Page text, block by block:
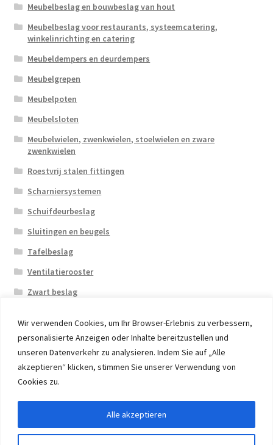
Wir verwenden Cookies, um Ihr Browser-Erlebnis zu verbessern,
personalisierte Anzeigen oder Inhalte bereitzustellen und
unseren Datenverkehr zu analysieren. Indem Sie auf „Alle
akzeptieren“ klicken, stimmen Sie unserer Verwendung von
Cookies zu.
Alle akzeptieren
Meubelbeslag en bouwbeslag van hout
Meubelbeslag voor restaurants, systeemcatering,
winkelinrichting en catering
Meubeldempers en deurdempers
Meubelgrepen
Meubelpoten
Meubelsloten
Meubelwielen, zwenkwielen, stoelwielen en zware
zwenkwielen
Roestvrij stalen fittingen
Scharniersystemen
Schuifdeurbeslag
Sluitingen en beugels
Tafelbeslag
Ventilatierooster
Zwart beslag
© 2026 Eruon Trade UG, Germany, member of the ERUON